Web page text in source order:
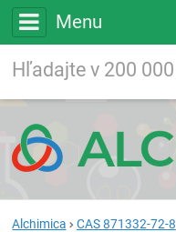
Menu
Vyhľadávanie
Alchimica
CAS 871332-72-8